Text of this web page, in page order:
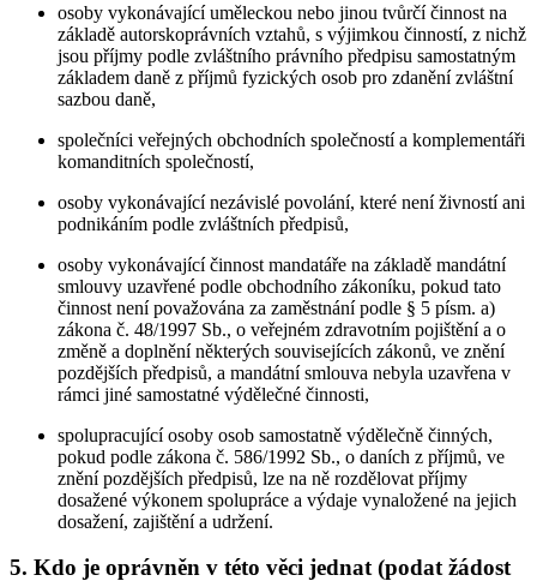
osoby vykonávající uměleckou nebo jinou tvůrčí činnost na
základě autorskoprávních vztahů, s výjimkou činností, z nichž
jsou příjmy podle zvláštního právního předpisu samostatným
základem daně z příjmů fyzických osob pro zdanění zvláštní
sazbou daně,
společníci veřejných obchodních společností a komplementáři
komanditních společností,
osoby vykonávající nezávislé povolání, které není živností ani
podnikáním podle zvláštních předpisů,
osoby vykonávající činnost mandatáře na základě mandátní
smlouvy uzavřené podle obchodního zákoníku, pokud tato
činnost není považována za zaměstnání podle § 5 písm. a)
zákona č. 48/1997 Sb., o veřejném zdravotním pojištění a o
změně a doplnění některých souvisejících zákonů, ve znění
pozdějších předpisů, a mandátní smlouva nebyla uzavřena v
rámci jiné samostatné výdělečné činnosti,
spolupracující osoby osob samostatně výdělečně činných,
pokud podle zákona č. 586/1992 Sb., o daních z příjmů, ve
znění pozdějších předpisů, lze na ně rozdělovat příjmy
dosažené výkonem spolupráce a výdaje vynaložené na jejich
dosažení, zajištění a udržení.
5. Kdo je oprávněn v této věci jednat (podat žádost